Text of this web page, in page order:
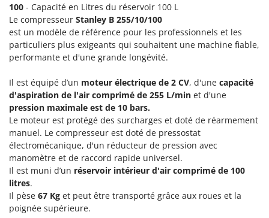
Lames niveleuses pour tracteur
Lave-vitres
Lieuses électriques pour vignes
M
Machines à pâtes
Machines pour la transformation des fruits
Machines sous vide
Motobineuses
Motoculteurs
Motofaucheuses
Motopompes pour irrigation
EuroMech
Eurosystems
F
Fama Industrie
Famag
Famur
FARMER
FBC
Ferrari Group
Ferroni
Ferrua
100 - Capacité en Litres du réservoir 100 L
Le compresseur Stanley B 255/10/100
est un modèle de référence pour les professionnels et les
particuliers plus exigeants qui souhaitent une machine fiable,
performante et d'une grande longévité.
Il est équipé d’un moteur électrique de 2 CV, d'une capacité
d'aspiration de l'air comprimé de 255 L/min et d'une
pression maximale est de 10 bars.
Le moteur est protégé des surcharges et doté de réarmement
manuel. Le compresseur est doté de pressostat
électromécanique, d'un réducteur de pression avec
manomètre et de raccord rapide universel.
Il est muni d’un réservoir intérieur d'air comprimé de 100
litres.
Il pèse 67 Kg et peut être transporté grâce aux roues et la
poignée supérieure.